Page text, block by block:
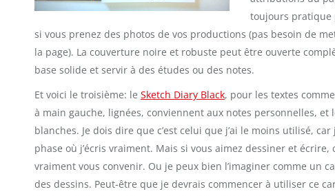
toujours pratique
si vous prenez des photos de vos productions (pas besoin de
la page). La couverture noire et robuste peut être ouverte
base solide et servir à des études ou des notes.
Et voici le troisième: le Sketch Diary Black, pour les textes
à main gauche, lignées, conviennent aux notes personnelles, et
blanches. Je dois dire que c’est celui que j’ai le moins utilisé,
phase où j’écris vraiment. Mais si vous aimez dessiner et
vraiment vous convenir. Ou je peux bien l’imaginer comme un
des dessins. Peut-être que je devrais commencer à utiliser ce